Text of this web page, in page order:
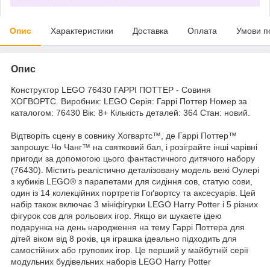
Опис Характеристики Доставка Оплата Умови
Опис
Конструктор LEGO 76430 ГАРРІ ПОТТЕР - Совиня
ХОГВОРТС. Виробник: LEGO Серія: Гаррі Поттер Номер за
каталогом: 76430 Вік: 8+ Кількість деталей: 364 Стан: новий.
Відтворіть сцену в совнику Хогвартс™, де Гаррі Поттер™
запрошує Чо Чанг™ на святковий бал, і розіграйте інші чарівні
пригоди за допомогою цього фантастичного дитячого набору
(76430). Містить реалістично деталізовану модель вежі Оулері
з кубиків LEGO® з парапетами для сидіння сов, статую сови,
один із 14 колекційних портретів Гоґвортсу та аксесуарів. Цей
набір також включає 3 мініфігурки LEGO Harry Potter і 5 різних
фігурок сов для рольових ігор. Якщо ви шукаєте ідею
подарунка на день народження на тему Гаррі Поттера для
дітей віком від 8 років, ця іграшка ідеально підходить для
самостійних або групових ігор. Це перший у майбутній серії
модульних будівельних наборів LEGO Harry Potter